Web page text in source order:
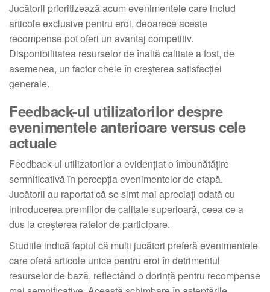
Jucătorii prioritizează acum evenimentele care includ
articole exclusive pentru eroi, deoarece aceste
recompense pot oferi un avantaj competitiv.
Disponibilitatea resurselor de înaltă calitate a fost, de
asemenea, un factor cheie în creșterea satisfacției
generale.
Feedback-ul utilizatorilor despre
evenimentele anterioare versus cele
actuale
Feedback-ul utilizatorilor a evidențiat o îmbunătățire
semnificativă în percepția evenimentelor de etapă.
Jucătorii au raportat că se simt mai apreciați odată cu
introducerea premiilor de calitate superioară, ceea ce a
dus la creșterea ratelor de participare.
Studiile indică faptul că mulți jucători preferă evenimentele
care oferă articole unice pentru eroi în detrimentul
resurselor de bază, reflectând o dorință pentru recompense